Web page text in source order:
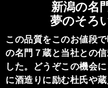
新潟の名
夢のそろ
この品質をこのお値段
の名門７蔵と当社との
した。どうぞこの機会
に酒造りに励む杜氏や